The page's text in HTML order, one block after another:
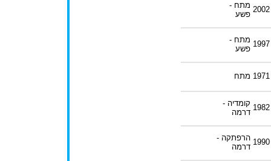
2002 מתח -
פשע
1997 מתח -
פשע
1971 מתח
1982 קומדיה -
דרמה
1990 הרפתקה -
דרמה